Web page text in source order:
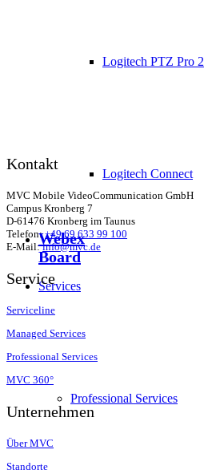
Logitech PTZ Pro
Logitech Connect
Services
Professional Services
Webex
Board
Kontakt
MVC Mobile VideoCommunication GmbH
Campus Kronberg 7
D-61476 Kronberg im Taunus
Telefon:+49 69 633 99 100
E-Mail:info@mvc.de
Service
Serviceline
Managed Services
Professional Services
MVC 360°
Unternehmen
Über MVC
Standorte